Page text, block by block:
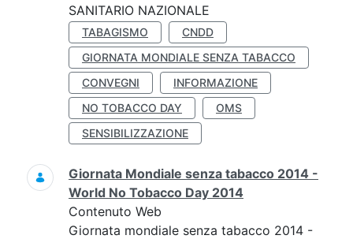
SANITARIO NAZIONALE
TABAGISMO
CNDD
GIORNATA MONDIALE SENZA TABACCO
CONVEGNI
INFORMAZIONE
NO TOBACCO DAY
OMS
SENSIBILIZZAZIONE
Giornata Mondiale senza tabacco 2014 -
World No Tobacco Day 2014
Contenuto Web
Giornata mondiale senza tabacco 2014 -